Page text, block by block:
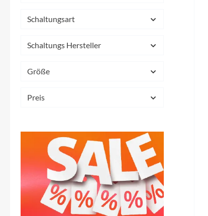
Schaltungsart
Schaltungs Hersteller
Größe
Preis